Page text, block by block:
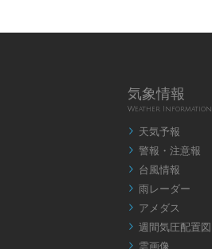
気象情報
Weather Information
 天気予報
 警報・注意報
 台風情報
 雨レーダー
 アメダス
 週間気圧配置図
 雲画像